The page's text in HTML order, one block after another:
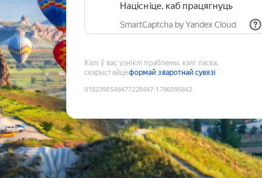
Націсніце, каб працягнуць
SmartCaptcha by Yandex Cloud
Калі ў вас узніклі праблемы, калі ласка,
скарыстайцеформай зваротнай сувязі
9182398548477228447:1786095842